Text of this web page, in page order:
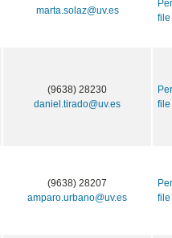
marta.solaz@uv.es
file
(9638) 28230
daniel.tirado@uv.es
file
(9638) 28207
amparo.urbano@uv.es
file